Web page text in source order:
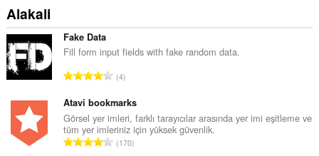
Alakali
Fake Data
Fill form input fields with fake random data.
T
p
l
a
m
4
Atavi bookmarks
Görsel yer imleri, farklı tarayıcılar arasında yer imi eşitleme ve
tüm yer imleriniz için yüksek güvenlik.
T170